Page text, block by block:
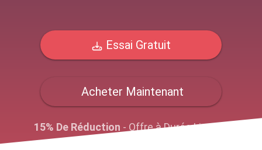
Essai Gratuit
Acheter Maintenant
15% De Réduction - Offre à Durée Limitée